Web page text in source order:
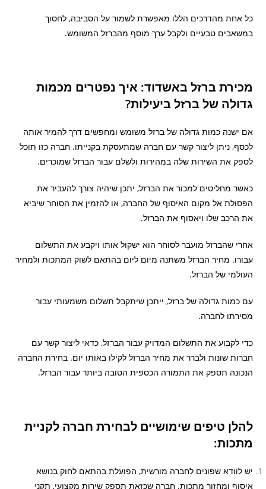
כל אחת מהדרכים הללו מאפשרת לשמור על הסביבה, לחסוך
במשאבים טבעיים ולקבל ערך מוסף מהברזל המשומש.
מכירת ברזל באשדוד: איך נפטרים מכמות
גדולה של ברזל ביעילות?
אם ישנה כמות גדולה של ברזל משומש ומחפשים דרך להמיר אותה
לכסף, ניתן ליצור קשר עם חברה שמתעסקת בקנייתו. חברה כזו תוכל
לספק את השירות שלה במהירות ולשלם עבור הברזל שמוכרים.
כאשר מחליטים למכור את הברזל, יתכן שיהיה צורך להעביר את
הפסולת אל מקום האיסוף של החברה, או להזמין את הסוחר שיביא
את הרכב שלו ויאסוף את הברזל.
אחרי שהברזל מועבר לסוחר הוא ישקול אותו ויקבע את התשלום
עבורו. מחיר הברזל משתנה מיום ליום בהתאם לשוק המתכות ולמחיר
העולמי של הברזל.
עם כמות גדולה של ברזל, ייתכן שיתקבל תשלום משמעותי עבור
מסירתו לחברה.
כדי לקבוע את התשלום המדויק עבור הברזל, כדאי ליצור קשר עם
חברות שונות ולברר את מחיר הברזל לקילו באותו יום. בחירת החברה
הנכונה תספק את התמורה הכספית הטובה ביותר עבור הברזל.
להלן טיפים שימושיים לבחירת חברה לקניית
מתכות:
יש לוודא שפונים לחברה מורשית, הפועלת בהתאם לחוק בנושא
איסוף ומחזור מתכות. חברה שכזאת תספק שירות מקצועי, תקני